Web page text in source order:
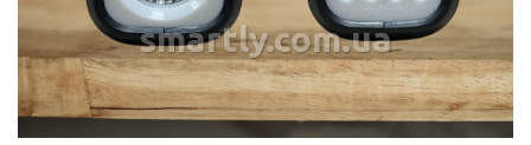
smartly.com.ua